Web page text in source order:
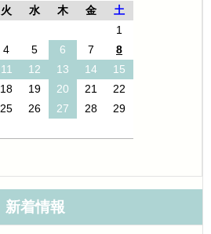
火 水 木 金
土
1
4 5 6 7
8
11 12 13 14
15
18 19 20 21
22
25 26 27 28
29
新着情報